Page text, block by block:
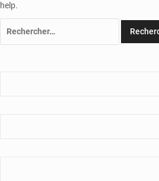
help.